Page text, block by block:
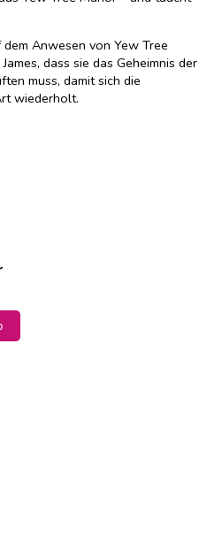
Anwesen von Yew Tree
dass sie das Geheimnis der
muss, damit sich die
wiederholt.